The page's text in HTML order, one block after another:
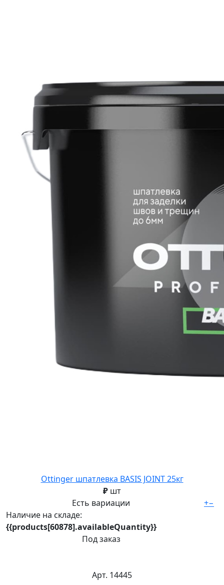
Ottinger шпатлевка BASIS JOINT 25кг
₽ шт
Есть вариации
Наличие на складе:
{{products[60878].availableQuantity}}
Под заказ
+−
Арт. 14445